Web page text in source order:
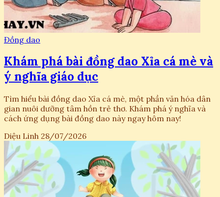
Đồng dao
Khám phá bài đồng dao Xỉa cá mè và
ý nghĩa giáo dục
Tìm hiểu bài đồng dao Xỉa cá mè, một phần văn hóa dân
gian nuôi dưỡng tâm hồn trẻ thơ. Khám phá ý nghĩa và
cách ứng dụng bài đồng dao này ngay hôm nay!
Diệu Linh 28/07/2026